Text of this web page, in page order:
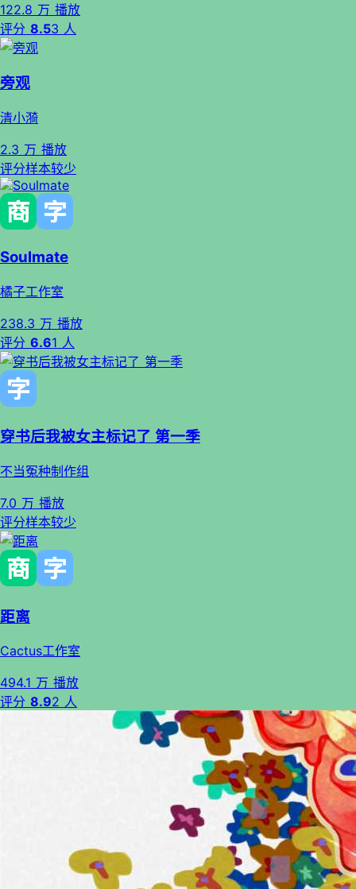
122.8 万 播放
评分 8.53 人
旁观
清小漪
2.3 万 播放
评分样本较少
Soulmate
橘子工作室
238.3 万 播放
评分 6.61 人
穿书后我被女主标记了 第一季
不当冤种制作组
7.0 万 播放
评分样本较少
距离
Cactus工作室
494.1 万 播放
评分 8.92 人